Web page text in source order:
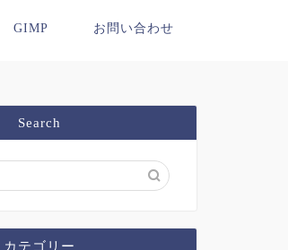
GIMP お問い合わせ
Search
カテゴリー